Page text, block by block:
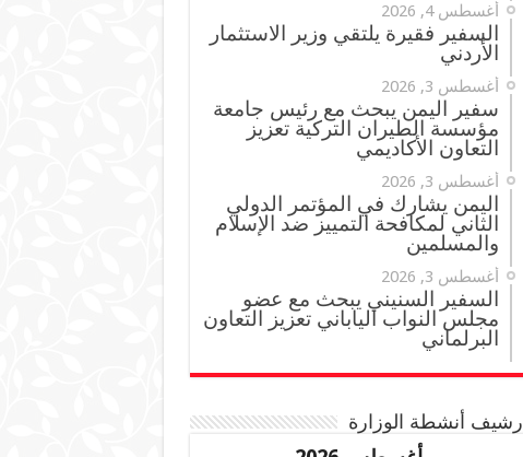
أغسطس 4, 2026
السفير فقيرة يلتقي وزير الاستثمار
الأردني
أغسطس 3, 2026
سفير اليمن يبحث مع رئيس جامعة
مؤسسة الطيران التركية تعزيز
التعاون الأكاديمي
أغسطس 3, 2026
اليمن يشارك في المؤتمر الدولي
الثاني لمكافحة التمييز ضد الإسلام
والمسلمين
أغسطس 3, 2026
السفير السنيني يبحث مع عضو
مجلس النواب الياباني تعزيز التعاون
البرلماني
أرشيف أنشطة الوزارة